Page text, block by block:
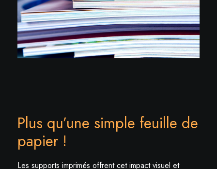
Plus qu’une simple feuille de
papier !
Les supports imprimés offrent cet impact visuel et